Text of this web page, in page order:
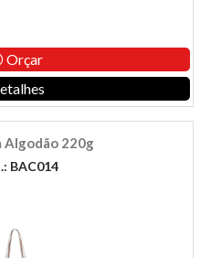
Orçar
Algodão 220g
BAC014